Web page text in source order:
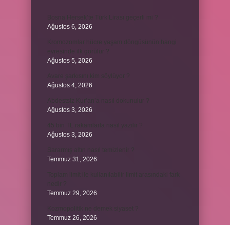
Ağustos 6, 2026
Ağustos 5, 2026
Ağustos 4, 2026
Ağustos 3, 2026
Ağustos 3, 2026
Temmuz 31, 2026
Temmuz 29, 2026
Temmuz 26, 2026